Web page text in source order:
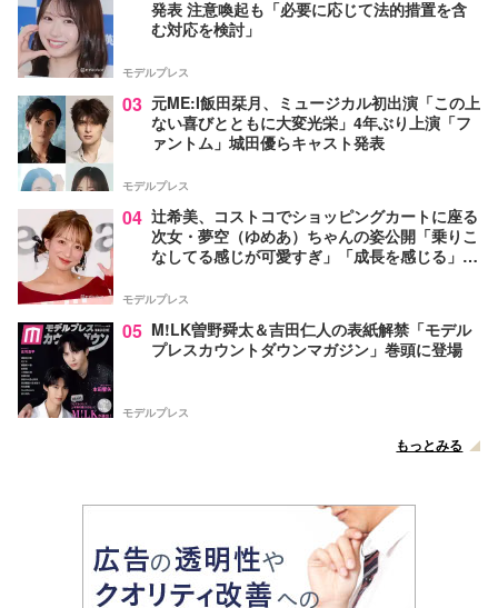
発表 注意喚起も「必要に応じて法的措置を含
む対応を検討」
モデルプレス
03 元ME:I飯田栞月、ミュージカル初出演「この上
ない喜びとともに大変光栄」4年ぶり上演「フ
ァントム」城田優らキャスト発表
モデルプレス
04 辻希美、コストコでショッピングカートに座る
次女・夢空（ゆめあ）ちゃんの姿公開「乗りこ
なしてる感じが可愛すぎ」「成長を感じる」の
モデルプレス
05 M!LK曽野舜太＆吉田仁人の表紙解禁「モデル
プレスカウントダウンマガジン」巻頭に登場
モデルプレス
もっとみる